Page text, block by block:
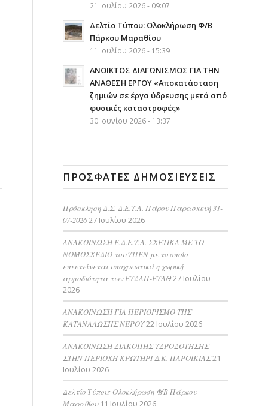
21 Ιουλίου 2026 - 09:07
Δελτίο Τύπου: Ολοκλήρωση Φ/Β
Πάρκου Μαραθίου
11 Ιουλίου 2026 - 15:39
ΑΝΟΙΚΤΟΣ ΔΙΑΓΩΝΙΣΜΟΣ ΓΙΑ ΤΗΝ
ΑΝΑΘΕΣΗ ΕΡΓΟΥ «Αποκατάσταση
ζημιών σε έργα ύδρευσης μετά από
φυσικές καταστροφές»
30 Ιουνίου 2026 - 13:37
ΠΡΌΣΦΑΤΕΣ ΔΗΜΟΣΙΕΎΣΕΙΣ
Πρόσκληση Δ.Σ. Δ.Ε.Υ.Α. Πάρου Παρασκευή 31-
07-202627 Ιουλίου 2026
ΑΝΑΚΟΙΝΩΣΗ Ε.Δ.Ε.Υ.Α. ΣΧΕΤΙΚΑ ΜΕ ΤΟ
ΝΟΜΟΣΧΕΔΙΟ του ΥΠΕΝ με το οποίο
επεκτείνεται υποχρεωτικά η χωρική
αρμοδιότητα των ΕΥΔΑΠ-ΕΥΑΘ27 Ιουλίου
2026
ΑΝΑΚΟΙΝΩΣΗ ΓΙΑ ΠΕΡΙΟΡΙΣΜΟ ΤΗΣ
ΚΑΤΑΝΑΛΩΣΗΣ ΝΕΡΟΥ22 Ιουλίου 2026
AΝΑΚΟΙΝΩΣΗ ΔΙΑΚΟΠΗΣ ΥΔΡΟΔΟΤΗΣΗΣ
ΣΤΗΝ ΠΕΡΙΟΧΗ ΚΡΩΤΗΡΙ Δ.Κ. ΠΑΡΟΙΚΙΑΣ21
Ιουλίου 2026
Δελτίο Τύπου: Ολοκλήρωση Φ/Β Πάρκου
Μαραθίου 11 Ιουλίου 2026